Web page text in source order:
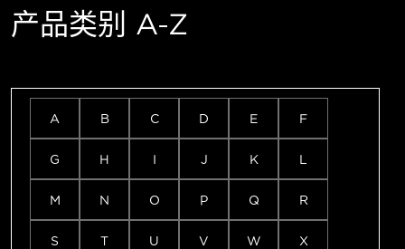
产品类别 A-Z
A B C D E F
G H I J K L
M N O P Q R
S T U V W X